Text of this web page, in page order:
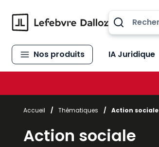
Nos produits IA Juridique
Accueil / Thématiques / Action sociale
Action sociale